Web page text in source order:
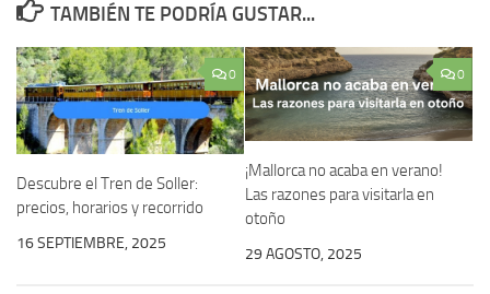
TAMBIÉN TE PODRÍA GUSTAR...
0
Descubre el Tren de Soller:
precios, horarios y recorrido
16 SEPTIEMBRE, 2025
0
¡Mallorca no acaba en verano!
Las razones para visitarla en
otoño
29 AGOSTO, 2025